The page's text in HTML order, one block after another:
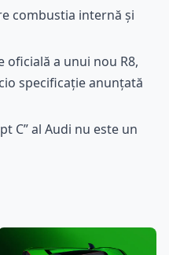
combustia internă și
a unui nou R8,
specificație anunțată
C” al Audi nu este un